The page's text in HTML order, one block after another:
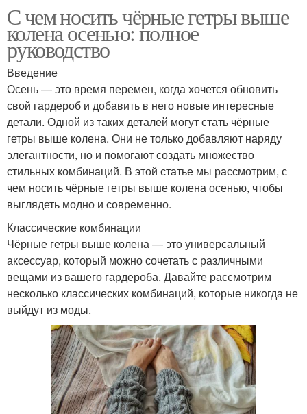
С чем носить чёрные гетры выше
колена осенью: полное
руководство
Введение
Осень — это время перемен, когда хочется обновить
свой гардероб и добавить в него новые интересные
детали. Одной из таких деталей могут стать чёрные
гетры выше колена. Они не только добавляют наряду
элегантности, но и помогают создать множество
стильных комбинаций. В этой статье мы рассмотрим, с
чем носить чёрные гетры выше колена осенью, чтобы
выглядеть модно и современно.
Классические комбинации
Чёрные гетры выше колена — это универсальный
аксессуар, который можно сочетать с различными
вещами из вашего гардероба. Давайте рассмотрим
несколько классических комбинаций, которые никогда не
выйдут из моды.